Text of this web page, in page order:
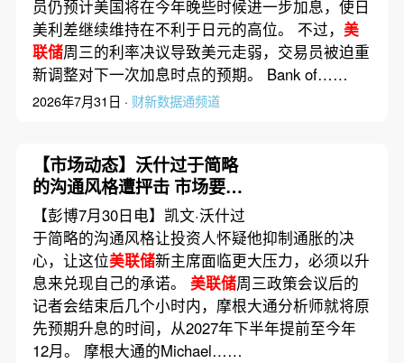
员仍预计美国将在今年晚些时候进一步加息，使日
美利差继续维持在不利于日元的高位。 不过， 美
联储周三的利率决议导致美元走弱，交易员被迫重
新调整对下一次加息时点的预期。 Bank of……
2026年7月31日 · 财新数据通频道
【市场动态】沃什过于简略
的沟通风格遭抨击 市场要美
联储动真格抗通胀
【彭博7月30日电】凯文·沃什过
于简略的沟通风格让投资人怀疑他抑制通胀的决
心，让这位美联储新主席面临更大压力，必须以升
息来兑现自己的承诺。 美联储周三政策会议后的
记者会结束后几个小时内，摩根大通分析师就将原
先预期升息的时间，从2027年下半年提前至今年
12月。 摩根大通的Michael……